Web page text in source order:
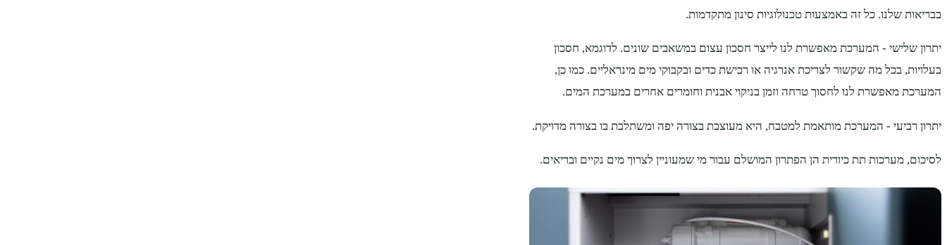
בבריאות שלנו. כל זה באמצעות טכנולוגיות סינון מתקדמות.
יתרון שלישי - המערכת מאפשרת לנו לייצר חסכון עצום במשאבים שונים. לדוגמא, חסכון
בעלויות, בכל מה שקשור לצריכת אנרגיה או רכישת כדים ובקבוקי מים מינראליים. כמו כן,
המערכת מאפשרת לנו לחסוך טרחה וזמן בניקוי אבנית וחומרים אחרים במערכת המים.
יתרון רביעי - המערכת מותאמת למטבח, היא מעוצבת בצורה יפה ומשתלבת בו בצורה מדויקת.
לסיכום, מערכות תת כיורית הן הפתרון המושלם עבור מי שמעוניין לצרוך מים נקיים ובריאים.